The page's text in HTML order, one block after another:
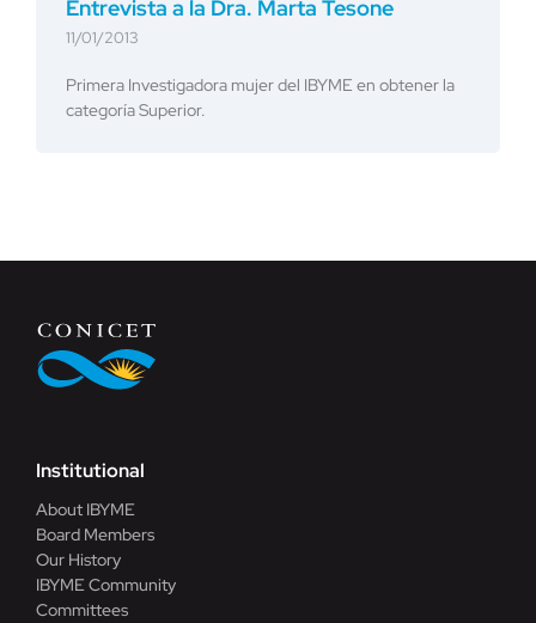
Entrevista a la Dra. Marta Tesone
11/01/2013
Primera Investigadora mujer del IBYME en obtener la
categoría Superior.
Institutional
About IBYME
Board Members
Our History
IBYME Community
Committees